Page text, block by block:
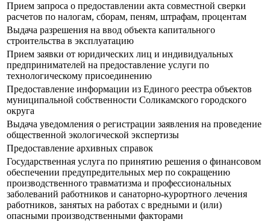
Прием запроса о предоставлении акта совместной сверки
расчетов по налогам, сборам, пеням, штрафам, процентам
Выдача разрешения на ввод объекта капитального
строительства в эксплуатацию
Прием заявки от юридических лиц и индивидуальных
предпринимателей на предоставление услуги по
технологическому присоединению
Предоставление информации из Единого реестра объектов
муниципальной собственности Соликамского городского
округа
Выдача уведомления о регистрации заявления на проведение
общественной экологической экспертизы
Предоставление архивных справок
Государственная услуга по принятию решения о финансовом
обеспечении предупредительных мер по сокращению
производственного травматизма и профессиональных
заболеваний работников и санаторно-курортного лечения
работников, занятых на работах с вредными и (или)
опасными производственными факторами